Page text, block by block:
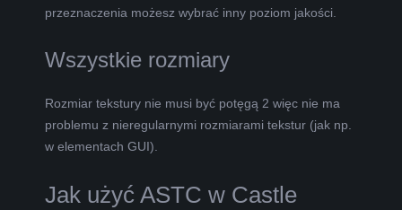
przeznaczenia możesz wybrać inny poziom jakości.
Wszystkie rozmiary
Rozmiar tekstury nie musi być potęgą 2 więc nie ma
problemu z nieregularnymi rozmiarami tekstur (jak np.
w elementach GUI).
Jak użyć ASTC w Castle